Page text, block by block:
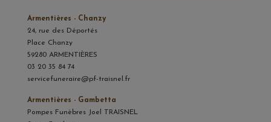
Armentières - Chanzy
24, rue des Déportés
Place Chanzy
59280 ARMENTIÈRES
03 20 35 84 74
servicefuneraire@pf-traisnel.fr
Armentières - Gambetta
Pompes Funèbres Joel TRAISNEL